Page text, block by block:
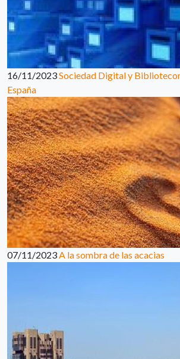
16/11/2023Sociedad Digital y
España
07/11/2023A la sombra de las acacias